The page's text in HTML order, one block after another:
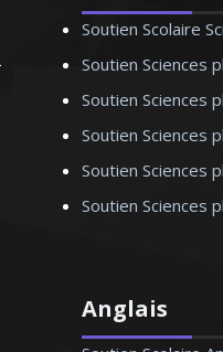
Soutien Scolaire
Soutien Sciences
Soutien Sciences
Soutien Sciences
Soutien Sciences
Soutien Sciences
Anglais